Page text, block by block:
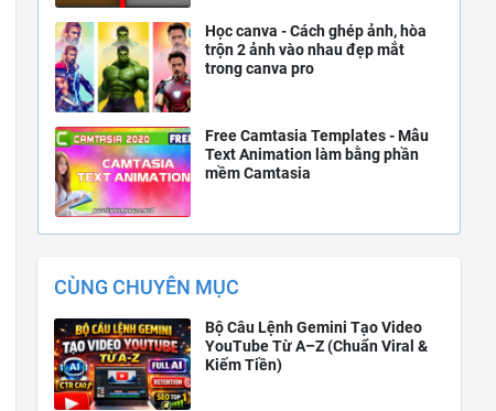
Học canva - Cách ghép ảnh, hòa
trộn 2 ảnh vào nhau đẹp mắt
trong canva pro
Free Camtasia Templates - Mẫu
Text Animation làm bằng phần
mềm Camtasia
CÙNG CHUYÊN MỤC
Bộ Câu Lệnh Gemini Tạo Video
YouTube Từ A–Z (Chuẩn Viral &
Kiếm Tiền)